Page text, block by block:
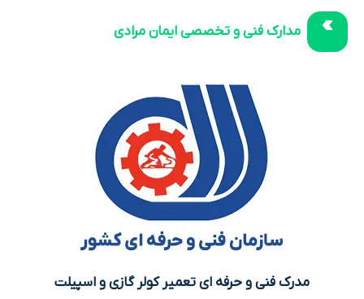
مدارک فنی و تخصصی ایمان مرادی
مدرک فنی و حرفه ای تعمیر کولر گازی و اسپیلت